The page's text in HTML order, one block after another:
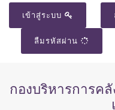
เข้าสู่ระบบ
ลืมรหัสผ่าน
กองบริหารการค